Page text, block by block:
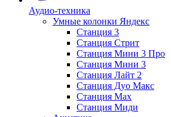
Аудио-техника
Умные колонки Яндекс
Станция 3
Станция Стрит
Станция Мини 3 Про
Станция Мини 3
Станция Лайт 2
Станция Дуо Макс
Станция Max
Станция Миди